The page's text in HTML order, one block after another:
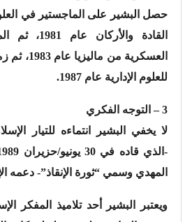
حصل البشير على الماجستير في
القادة
العسكرية من
للعلوم الإدارية عام 1987.
3 – التوجه الفكري
لا يخفي البشير انتماءه للتيار
المهدي وسمي “ثورة الإنقاذ”- دعمه
ويعتبر البشير أحد تلاميذ المفكر